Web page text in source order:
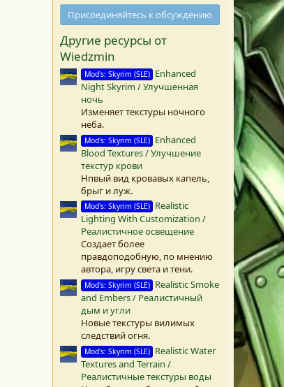
0
з
Присоединяйтесь к обсуждению
Другие ресурсы от
Wiedzmin
Mod's: Skyrim (SLE) Enhanced
Night Skyrim / Улучшенная
ночь
Изменяет текстуры ночного
неба.
Mod's: Skyrim (SLE) Enhanced
Blood Textures / Улучшение
текстур крови
Нпвый вид кровавых капель,
брыг и луж.
Mod's: Skyrim (SLE) Realistic
Lighting With Customization /
Реалистичное освещение
Создает более
правдоподобную, по мнению
автора, игру света и тени.
Mod's: Skyrim (SLE) Realistic Smoke
and Embers / Реалистичный
дым и угли
Новые текстуры вилимых
следствий огня.
Mod's: Skyrim (SLE) Realistic Water
Textures and Terrain /
Реалистичные текстуры воды